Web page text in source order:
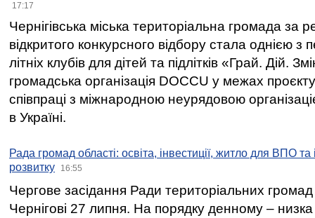
17:17
Чернігівська міська територіальна громада за
відкритого конкурсного відбору стала однією
літніх клубів для дітей та підлітків «Грай. Дій.
громадська організація DOCCU у межах
співпраці з міжнародною неурядовою
в Україні.
Рада громад області: освіта, інвестиції, житло для ВПО
розвитку
16:55
Чергове засідання Ради територіальних громад
Чернігові 27 липня. На порядку денному –